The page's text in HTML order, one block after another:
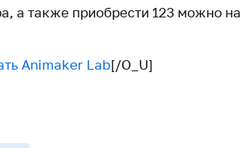
а также приобрести 123 можно на
Animaker Lab[/O_U]